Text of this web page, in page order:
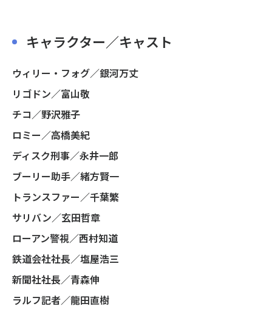
キャラクター／キャスト
ウィリー・フォグ／銀河万丈
リゴドン／富山敬
チコ／野沢雅子
ロミー／高橋美紀
ディスク刑事／永井一郎
ブーリー助手／緒方賢一
トランスファー／千葉繁
サリバン／玄田哲章
ローアン警視／西村知道
鉄道会社社長／塩屋浩三
新聞社社長／青森伸
ラルフ記者／龍田直樹